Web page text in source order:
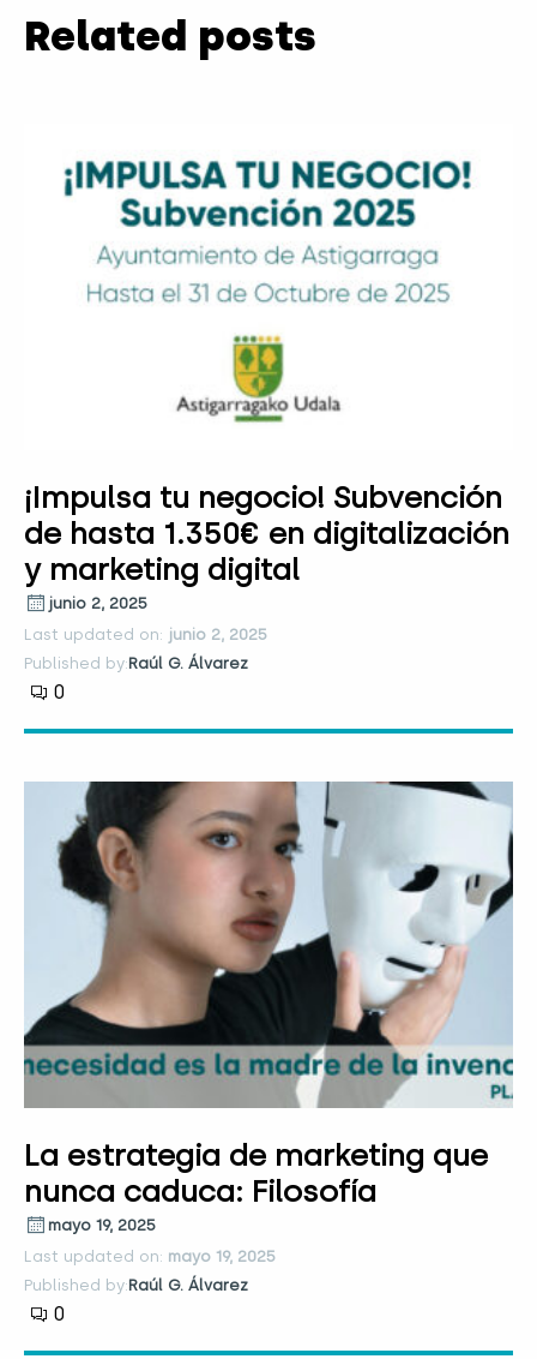
Related posts
¡Impulsa tu negocio! Subvención
de hasta 1.350€ en digitalización
y marketing digital
junio 2, 2025
Last updated on: junio 2, 2025
Published by:Raúl G. Álvarez
0
La estrategia de marketing que
nunca caduca: Filosofía
mayo 19, 2025
Last updated on: mayo 19, 2025
Published by:Raúl G. Álvarez
0